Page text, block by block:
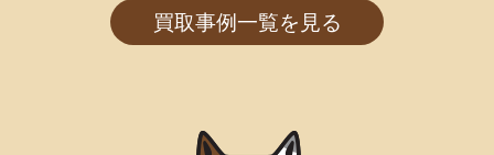
買取事例一覧を見る